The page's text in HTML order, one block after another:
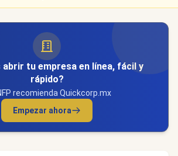
abrir tu empresa en línea, fácil y
rápido?
recomienda Quickcorp.mx
Empezar ahora